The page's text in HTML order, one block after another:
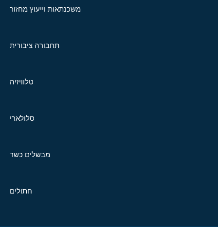
משכנתאות וייעוץ מחזור
תחבורה ציבורית
טלוויזיה
סלולארי
מבשלים כשר
חתולים